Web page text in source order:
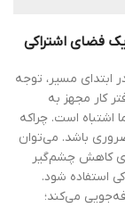
ابتدای مسیر، توجه
کار مجهز به
اشتباه است. چراکه
باشد. می‌توان
کاهش چشم‌گیر
استفاده شود.
می‌کند؛